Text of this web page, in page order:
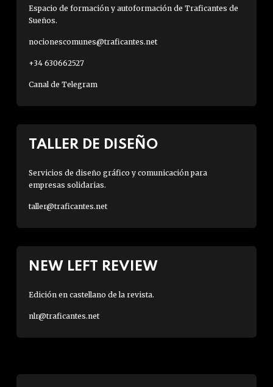
Espacio de formación y autoformación de Traficantes de
Sueños.
nocionescomunes@traficantes.net
+34 630662527
Canal de Telegram
TALLER DE DISEÑO
Servicios de diseño gráfico y comunicación para
empresas solidarias.
taller@traficantes.net
NEW LEFT REVIEW
Edición en castellano de la revista.
nlr@traficantes.net